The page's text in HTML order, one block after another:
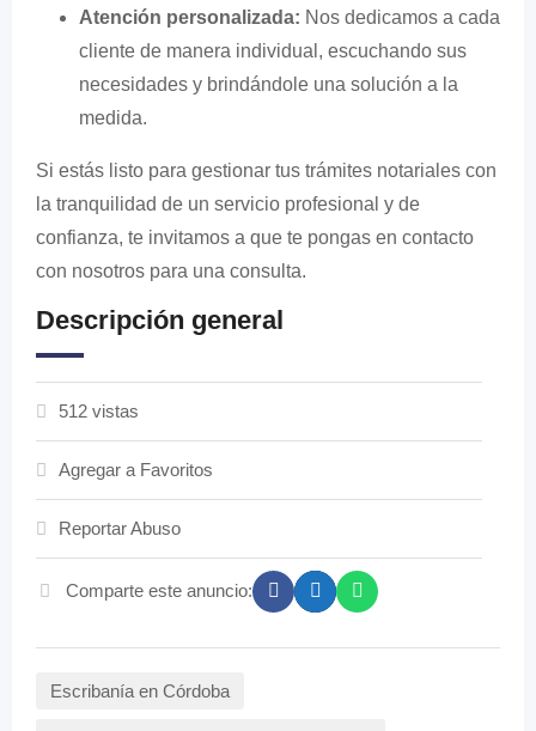
Atención personalizada: Nos dedicamos a cada
cliente de manera individual, escuchando sus
necesidades y brindándole una solución a la
medida.
Si estás listo para gestionar tus trámites notariales con
la tranquilidad de un servicio profesional y de
confianza, te invitamos a que te pongas en contacto
con nosotros para una consulta.
Descripción general
512 vistas
Agregar a Favoritos
Reportar Abuso
Comparte este anuncio:
Escribanía en Córdoba